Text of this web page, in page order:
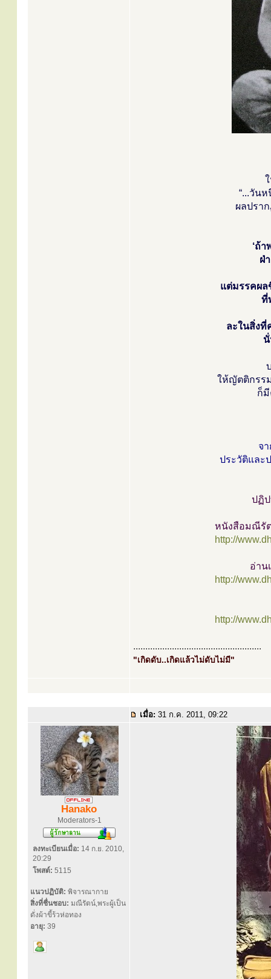
“...วัน
ผลปรา
‘ถ้
ฝ่
แต่มรรคผ
ที่
ละในสิ่งที่
ให้ญัตติกรร
ก็มี
จ
ประวัติและ
ปฏิ
หนังสือมณีรั
http://
อ่าน
http://
http://
.....................................................
"เกิดดับ..เกิดแล้วไม่ดับไม่มี"
เมื่อ: 31 ก.ค. 2011, 09:22
Hanako
Moderators-1
ลงทะเบียนเมื่อ: 14 ก.ย. 2010,
20:29
โพสต์: 5115
แนวปฏิบัติ: พิจารณากาย
สิ่งที่ชื่นชอบ: มณีรัตน์,พระผู้เป็น
ดั่งผ้าขี้ร้วห่อทอง
อายุ: 39